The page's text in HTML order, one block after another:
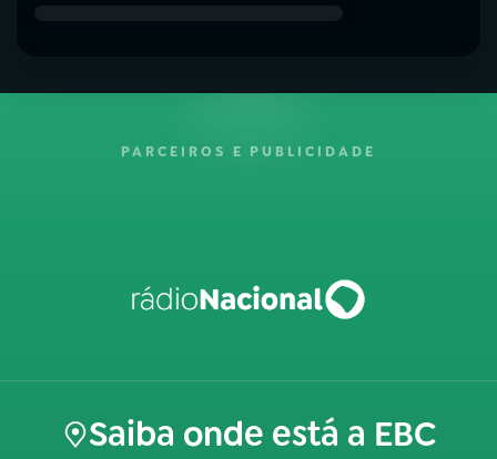
PARCEIROS E PUBLICIDADE
Saiba onde está a EBC